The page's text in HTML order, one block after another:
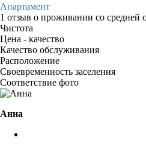
Апартамент
1 отзыв о проживании со средней
Чистота
Цена - качество
Качество обслуживания
Расположение
Своевременность заселения
Соответствие фото
Анна